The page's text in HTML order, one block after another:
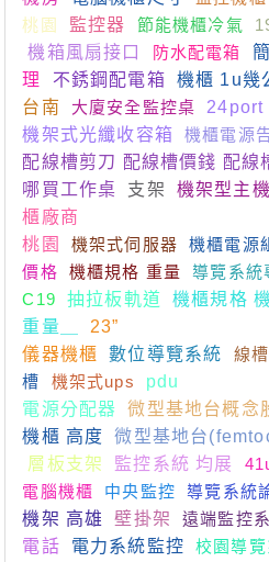
桃園
監控器 節能機櫃冷氣
機箱風扇接口
防水配電箱
理
不銹鋼配電箱 機櫃 1u幾
台南
大廈安全監控桌
24port
機架式光纖收容箱
機櫃電源
配線槽剪刀 配線槽價錢 配線
哪買工作桌
支架 機架型主
櫃廠商
桃園
機架式伺服器 機櫃電源
價格
機櫃規格 重量 導覽系統
C19
抽拉板軌道
機櫃規格
重量＿
23”
儀器機櫃
數位導覽系統 線
槽
機架式ups
pdu
電源分配器
微型基地台概念
機櫃 高度
微型基地台
層板支架
監控系統 均展
電腦機櫃
中央監控 導覽系統
機架 高雄
壁掛架 遠端監控
電話
電力系統監控 校園導